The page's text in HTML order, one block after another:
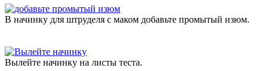
В начинку для штруделя с маком добавьте промытый изюм.
Вылейте начинку на листы теста.